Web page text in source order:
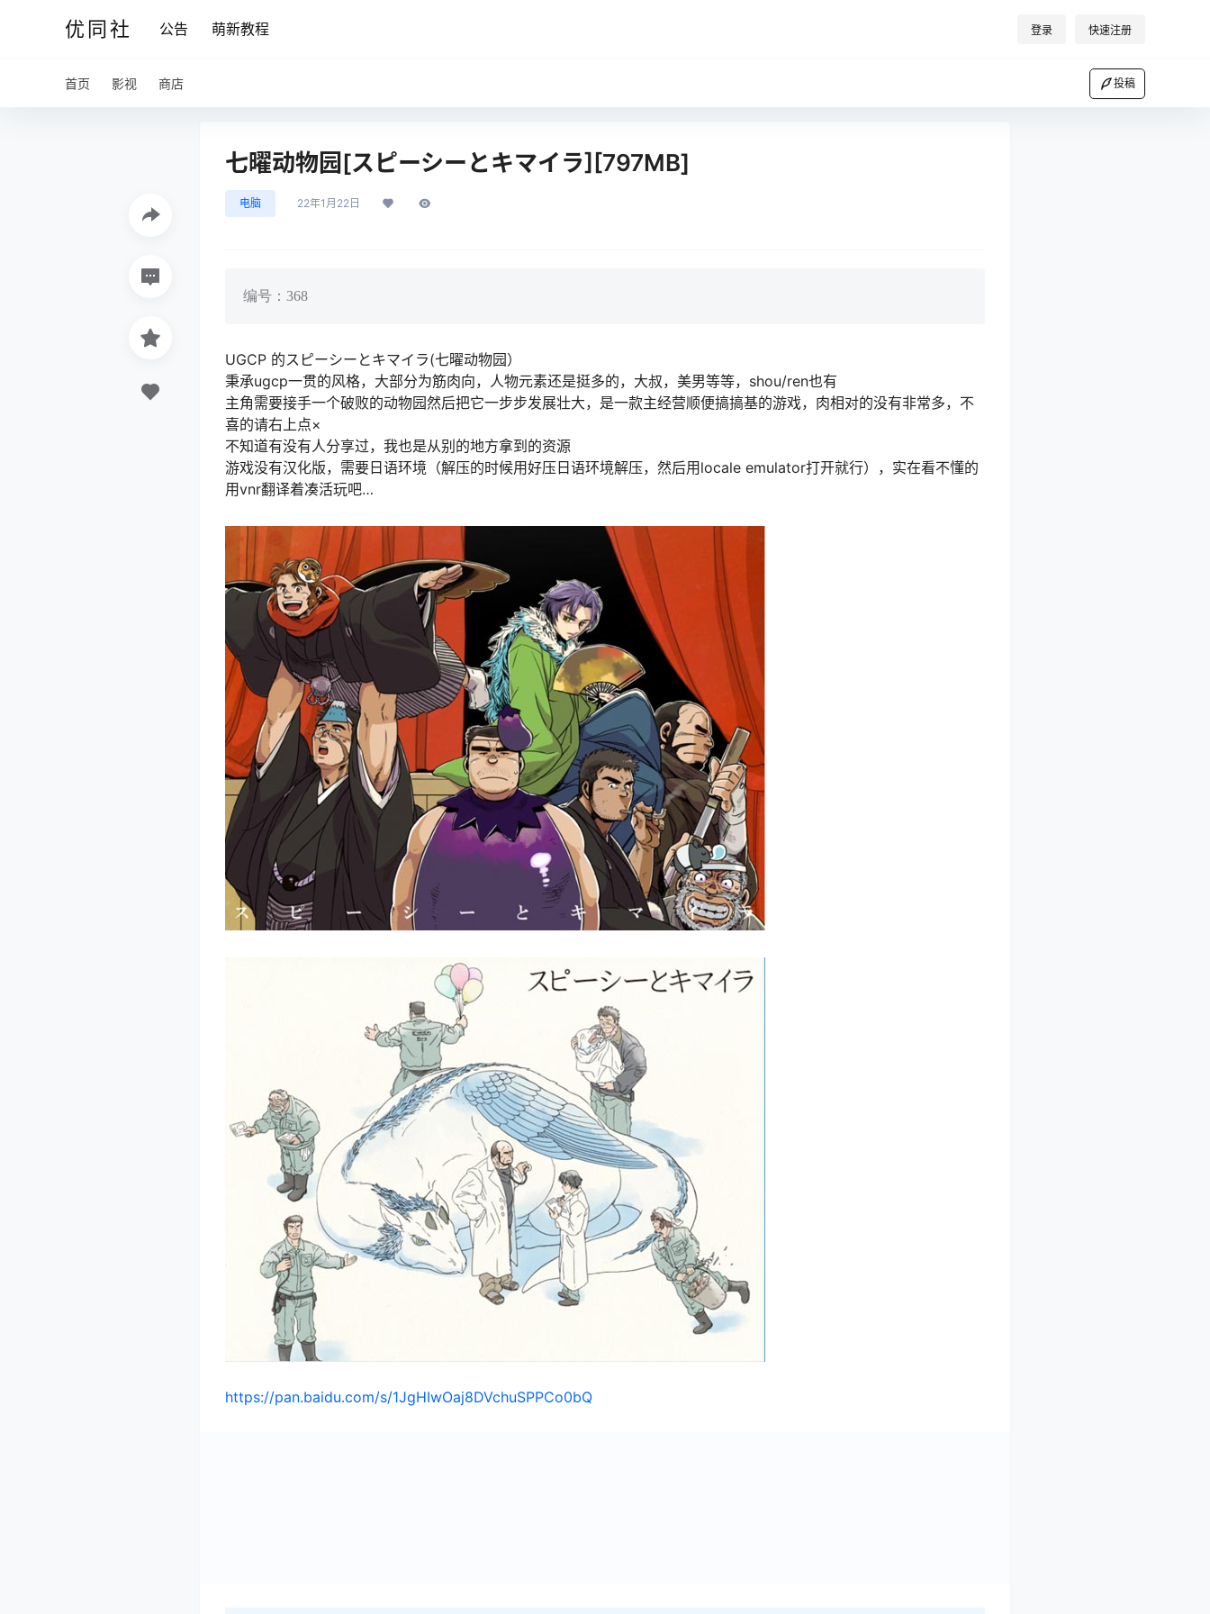
优同社 公告 萌新教程 登录 快速注册
首页 影视 商店 投稿
七曜动物园[スピーシーとキマイラ][797MB]
电脑 22年1月22日
编号：368
UGCP 的スピーシーとキマイラ(七曜动物园）
秉承ugcp一贯的风格，大部分为筋肉向，人物元素还是挺多的，大叔，美男等等，shou/ren也有
主角需要接手一个破败的动物园然后把它一步步发展壮大，是一款主经营顺便搞搞基的游戏，肉相对的没有非常多，不
喜的请右上点×
不知道有没有人分享过，我也是从别的地方拿到的资源
游戏没有汉化版，需要日语环境（解压的时候用好压日语环境解压，然后用locale emulator打开就行），实在看不懂的
用vnr翻译着凑活玩吧…
https://pan.baidu.com/s/1JgHIwOaj8DVchuSPPCo0bQ